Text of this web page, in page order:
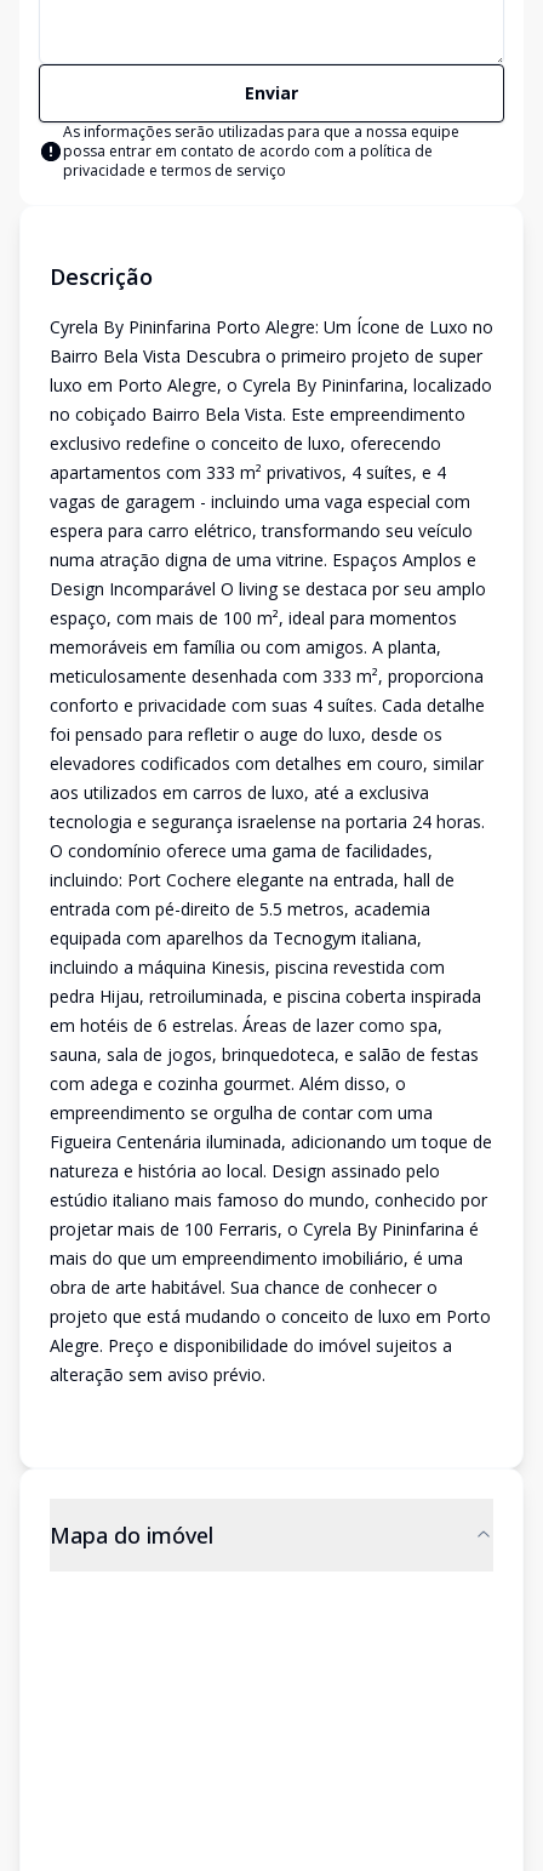
Enviar
As informações serão utilizadas para que a nossa equipe
possa entrar em contato de acordo com a política de
privacidade e termos de serviço
Descrição
Cyrela By Pininfarina Porto Alegre: Um Ícone de Luxo no
Bairro Bela Vista Descubra o primeiro projeto de super
luxo em Porto Alegre, o Cyrela By Pininfarina, localizado
no cobiçado Bairro Bela Vista. Este empreendimento
exclusivo redefine o conceito de luxo, oferecendo
apartamentos com 333 m² privativos, 4 suítes, e 4
vagas de garagem - incluindo uma vaga especial com
espera para carro elétrico, transformando seu veículo
numa atração digna de uma vitrine. Espaços Amplos e
Design Incomparável O living se destaca por seu amplo
espaço, com mais de 100 m², ideal para momentos
memoráveis em família ou com amigos. A planta,
meticulosamente desenhada com 333 m², proporciona
conforto e privacidade com suas 4 suítes. Cada detalhe
foi pensado para refletir o auge do luxo, desde os
elevadores codificados com detalhes em couro, similar
aos utilizados em carros de luxo, até a exclusiva
tecnologia e segurança israelense na portaria 24 horas.
O condomínio oferece uma gama de facilidades,
incluindo: Port Cochere elegante na entrada, hall de
entrada com pé-direito de 5.5 metros, academia
equipada com aparelhos da Tecnogym italiana,
incluindo a máquina Kinesis, piscina revestida com
pedra Hijau, retroiluminada, e piscina coberta inspirada
em hotéis de 6 estrelas. Áreas de lazer como spa,
sauna, sala de jogos, brinquedoteca, e salão de festas
com adega e cozinha gourmet. Além disso, o
empreendimento se orgulha de contar com uma
Figueira Centenária iluminada, adicionando um toque de
natureza e história ao local. Design assinado pelo
estúdio italiano mais famoso do mundo, conhecido por
projetar mais de 100 Ferraris, o Cyrela By Pininfarina é
mais do que um empreendimento imobiliário, é uma
obra de arte habitável. Sua chance de conhecer o
projeto que está mudando o conceito de luxo em Porto
Alegre. Preço e disponibilidade do imóvel sujeitos a
alteração sem aviso prévio.
Mapa do imóvel